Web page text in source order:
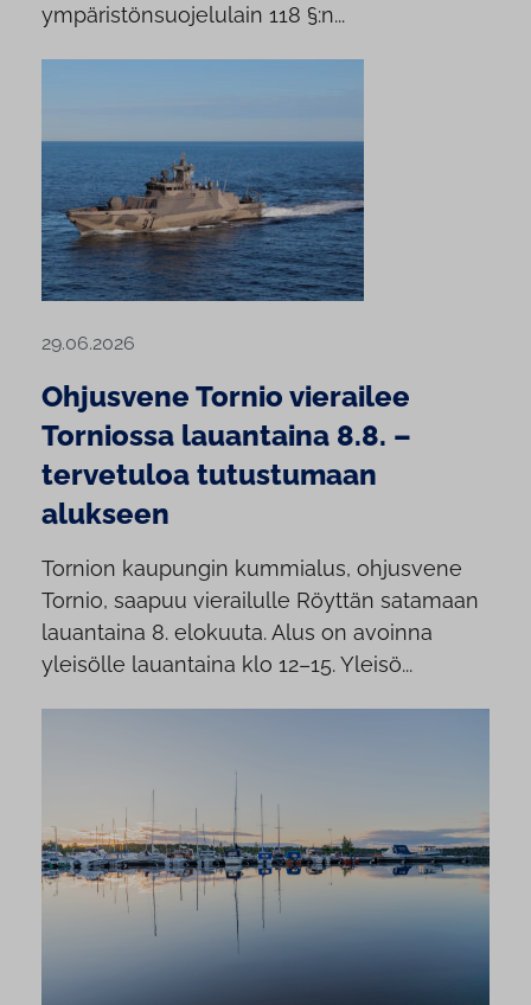
ympäristönsuojelulain 118 §:n...
29.06.2026
Ohjusvene Tornio vierailee
Torniossa lauantaina 8.8. –
tervetuloa tutustumaan
alukseen
Tornion kaupungin kummialus, ohjusvene
Tornio, saapuu vierailulle Röyttän satamaan
lauantaina 8. elokuuta. Alus on avoinna
yleisölle lauantaina klo 12–15. Yleisö...